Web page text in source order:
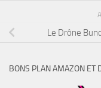
Le Drône
BONS PLAN AMAZON ET